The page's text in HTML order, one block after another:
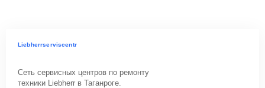
Liebherrserviscentr
Сеть сервисных центров по ремонту
техники Liebherr в Таганроге.